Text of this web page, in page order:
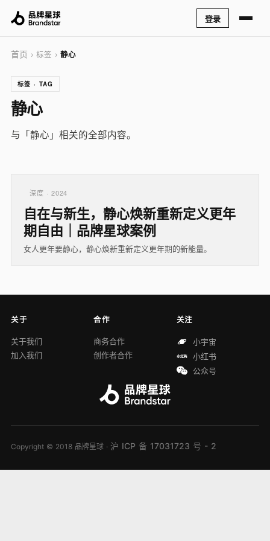
登录
首页 › 标签 › 静心
标签 · TAG
静心
与「静心」相关的全部内容。
深度 · 2024
自在与新生，静心焕新重新定义更年
期自由｜品牌星球案例
女人更年要静心，静心焕新重新定义更年期的新能量。
关于
关于我们
加入我们
合作
商务合作
创作者合作
关注
小宇宙
小红书
公众号
Copyright © 2018 品牌星球 · 沪 ICP 备 17031723 号 - 2